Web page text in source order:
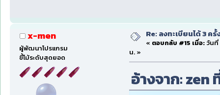
x-men
ผู้พัฒนาโปรแกรม
ขี้โม้ระดับสุดยอด
Re: ลงทะเบียนได้ 3 ค
« ตอบกลับ #15 เมื่อ:วันที่
น. »
อ้างจาก: zen